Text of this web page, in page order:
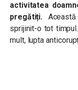
activitatea
pregătiți.
sprijinit-o tot
mult, lupta